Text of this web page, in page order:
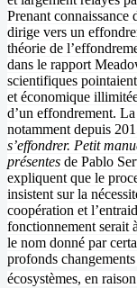
Prenant connaissance
dirige vers un
théorie de
dans le rapport
scientifiques
et économique
d’un effondrement.
notamment depuis
s’effondrer. Petit
présentes de Pablo
expliquent que le
insistent sur la
coopération et
fonctionnement serait
le nom donné par
profonds
écosystèmes, en